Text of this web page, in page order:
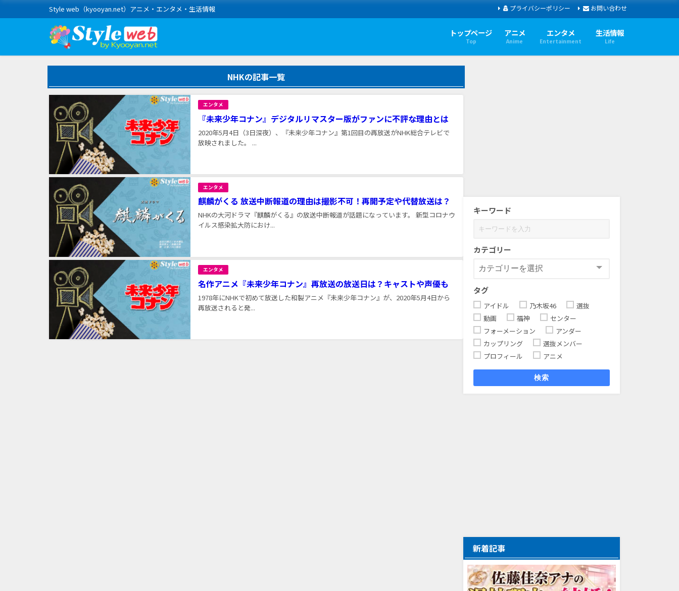
Style web（kyooyan.net）アニメ・エンタメ・生活情報 プライバシーポリシー お問い合わせ
トップページ
Top
アニメ
Anime
エンタメ
Entertainment
生活情報
Life
NHKの記事一覧
エンタメ
『未来少年コナン』デジタルリマスター版がファンに不評な理由とは
2020年5月4日（3日深夜）、『未来少年コナン』第1回目の再放送がNHK総合テレビで
放映されました。 ...
エンタメ
麒麟がくる 放送中断報道の理由は撮影不可！再開予定や代替放送は？
NHKの大河ドラマ『麒麟がくる』の放送中断報道が話題になっています。 新型コロナウ
イルス感染拡大防におけ...
エンタメ
名作アニメ『未来少年コナン』再放送の放送日は？キャストや声優も
1978年にNHKで初めて放送した和製アニメ『未来少年コナン』が、2020年5月4日から
再放送されると発...
キーワード
カテゴリー
タグ
アイドル 乃木坂46
選抜
動画
福神
センター
フォーメーション
アンダー
カップリング
選抜メンバー
プロフィール
アニメ
検索
新着記事